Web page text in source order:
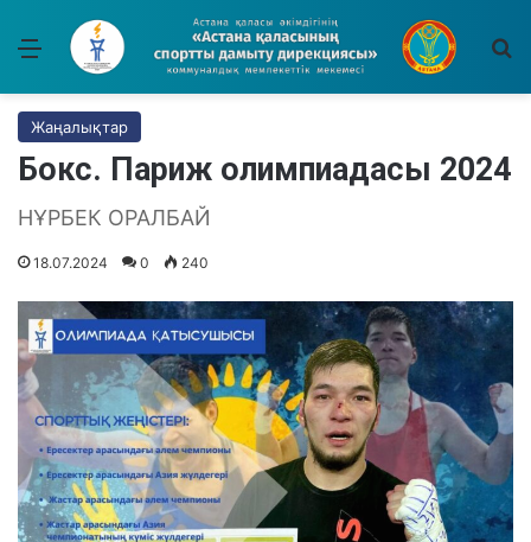
Мәзір
Жаңалықтар
Бокс. Париж олимпиадасы 2024
НҰРБЕК ОРАЛБАЙ
18.07.2024 0 240